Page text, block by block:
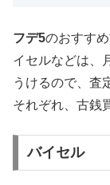
フデ5のおすす
イセルなどは、
うけるので、査
それぞれ、古銭
バイセル